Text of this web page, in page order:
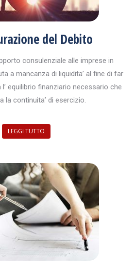
del Debito
consulenziale alle imprese in
a mancanza di liquidita’ al fine di far
l’ equilibrio finanziario necessario che
la continuita’ di esercizio.
LEGGI TUTTO